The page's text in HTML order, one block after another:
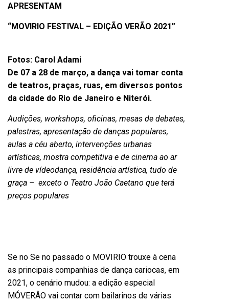
APRESENTAM
“MOVIRIO FESTIVAL – EDIÇÃO VERÃO 2021”
Fotos: Carol Adami
De 07 a 28 de março, a dança vai tomar conta
de teatros, praças, ruas, em diversos pontos
da cidade do Rio de Janeiro e Niterói.
Audições, workshops, oficinas, mesas de debates,
palestras, apresentação de danças populares,
aulas a céu aberto, intervenções urbanas
artísticas, mostra competitiva e de cinema ao ar
livre de vídeodança, residência artística, tudo de
graça – exceto o Teatro João Caetano que terá
preços populares
Se no Se no passado o MOVIRIO trouxe à cena
as principais companhias de dança cariocas, em
2021, o cenário mudou: a edição especial
MÓVERÂO vai contar com bailarinos de várias